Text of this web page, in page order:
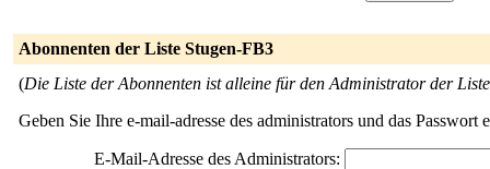
Abonnenten der Liste Stugen-FB3
(Die Liste der Abonnenten ist alleine für den Administrator der
Geben Sie Ihre e-mail-adresse des administrators und das
E-Mail-Adresse des Administrators: